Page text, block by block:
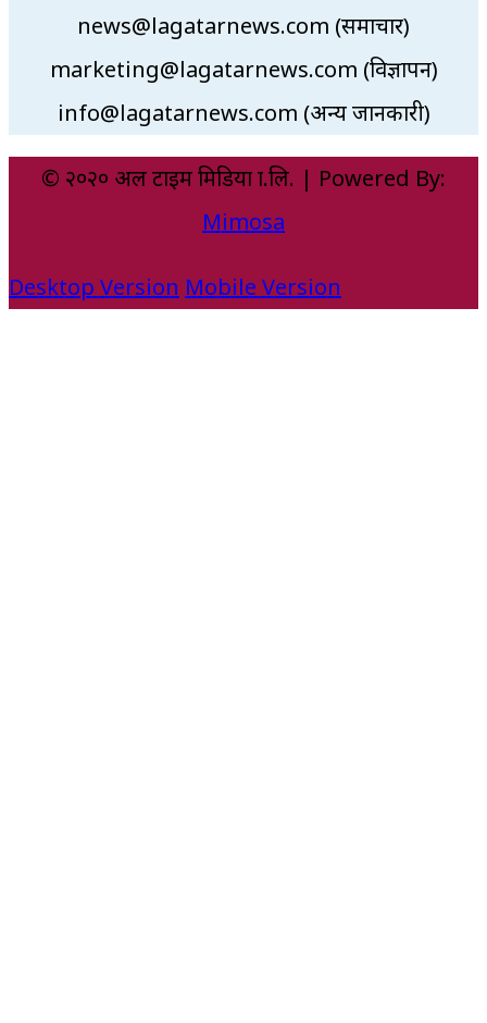
news@lagatarnews.com (समाचार)
marketing@lagatarnews.com (विज्ञापन)
info@lagatarnews.com (अन्य जानकारी)
© २०२० अल टाइम मिडिया प्रा.लि. | Powered By:
Mimosa
Desktop Version Mobile Version